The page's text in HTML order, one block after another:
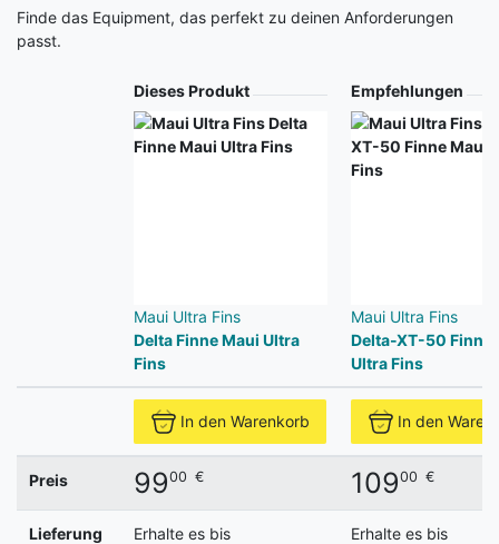
Finde das Equipment, das perfekt zu deinen Anforderungen
passt.
Dieses Produkt
Maui Ultra Fins
Delta Finne Maui Ultra
Fins
Empfehlungen
Maui Ultra Fins
Delta-XT-50 Finne
Ultra Fins
In den Warenkorb In den
Preis 9900 € 10900 €
Lieferung
Erhalte es bis
Erhalte es bis